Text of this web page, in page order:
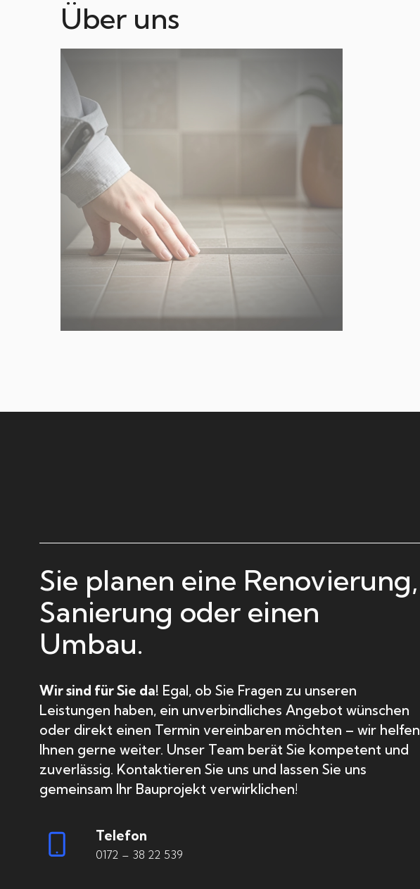
Über uns
Sie planen eine Renovierung,
Sanierung oder einen
Umbau.
Wir sind für Sie da! Egal, ob Sie Fragen zu unseren
Leistungen haben, ein unverbindliches Angebot wünschen
oder direkt einen Termin vereinbaren möchten – wir helfen
Ihnen gerne weiter. Unser Team berät Sie kompetent und
zuverlässig. Kontaktieren Sie uns und lassen Sie uns
gemeinsam Ihr Bauprojekt verwirklichen!
Telefon
0172 – 38 22 539